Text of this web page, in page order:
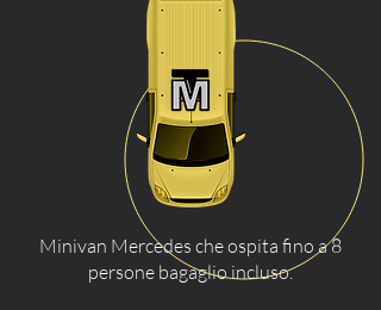
Minivan Mercedes che ospita fino a 8
persone bagaglio incluso.